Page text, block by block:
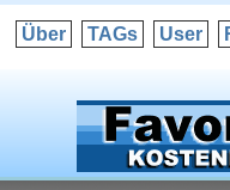
Über TAGs User